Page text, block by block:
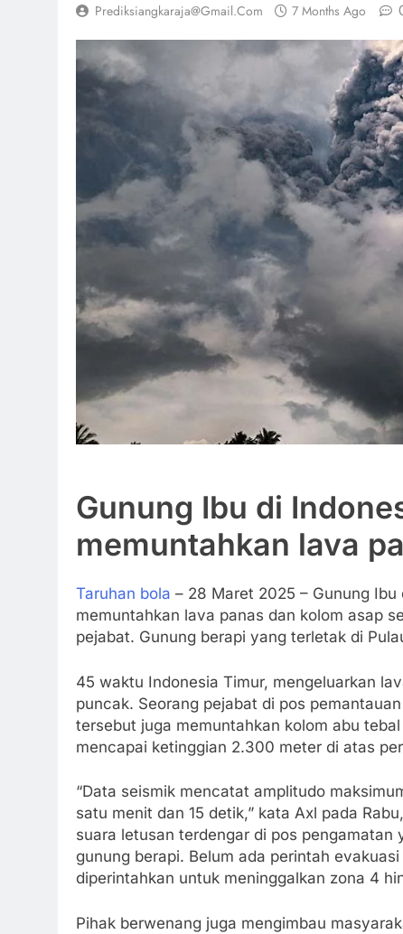
Prediksiangkaraja@gmail.com 7 Months Ago
Gunung Ibu di
memuntahkan lava
Taruhan bola – 28 Maret 2025 – Gunung
memuntahkan lava panas dan kolom asap
pejabat. Gunung berapi yang terletak di
45 waktu Indonesia Timur, mengeluarkan
puncak. Seorang pejabat di pos
tersebut juga memuntahkan kolom abu
mencapai ketinggian 2.300 meter di atas
“Data seismik mencatat amplitudo
satu menit dan 15 detik,” kata Axl pada
suara letusan terdengar di pos
gunung berapi. Belum ada perintah
diperintahkan untuk meninggalkan zona 4
Pihak berwenang juga mengimbau